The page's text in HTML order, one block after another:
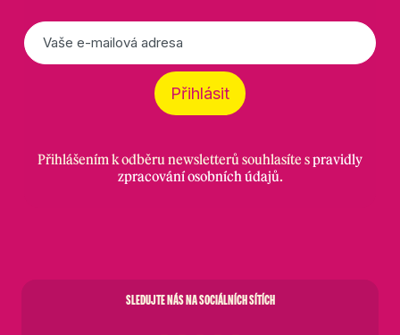
E-
mail
Přihlásit
Přihlášením k odběru newsletterů souhlasíte spravidly
zpracování osobních údajů.
SLEDUJTE NÁS NA SOCIÁLNÍCH SÍTÍCH